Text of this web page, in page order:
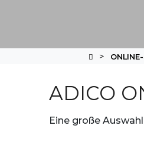
ADICO
Eine große